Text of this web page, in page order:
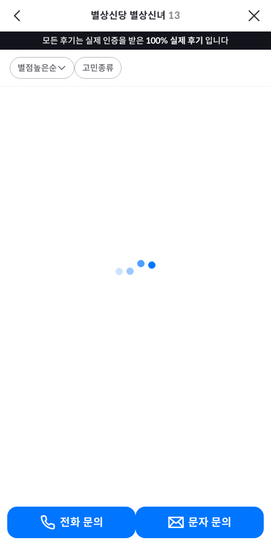
별상신당 별상신녀 13
모든 후기는 실제 인증을 받은 100% 실제 후기 입니다
별점높은순 고민종류
전화 문의 문자 문의